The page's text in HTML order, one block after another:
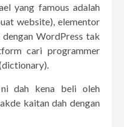
yang famous adalah
website), elementor
WordPress tak
cari programmer
dah kena beli oleh
kaitan dah dengan